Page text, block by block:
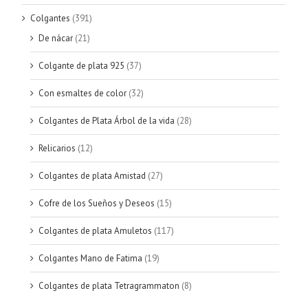
Colgantes (391)
De nácar (21)
Colgante de plata 925 (37)
Con esmaltes de color (32)
Colgantes de Plata Árbol de la vida (28)
Relicarios (12)
Colgantes de plata Amistad (27)
Cofre de los Sueños y Deseos (15)
Colgantes de plata Amuletos (117)
Colgantes Mano de Fatima (19)
Colgantes de plata Tetragrammaton (8)